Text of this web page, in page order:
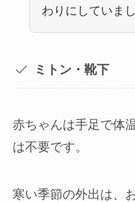
わりにしていま
ミトン・靴下
赤ちゃんは手足で体
は不要です。
寒い季節の外出は、